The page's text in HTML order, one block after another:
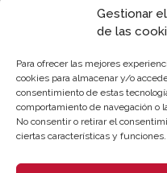
Gestionar
de las
Para ofrecer las mejores
cookies para almacenar y/o
consentimiento de estas
comportamiento de navegación o
No consentir o retirar el
ciertas características y funciones.
Sobre la Cámara
Transparencia